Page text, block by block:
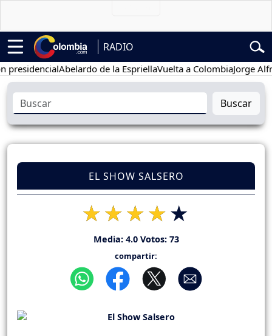
RADIO
Abelardo de la EspriellaVuelta a ColombiaJorge Alfredo
Buscar
EL SHOW SALSERO
Media: 4.0Votos: 73
compartir: